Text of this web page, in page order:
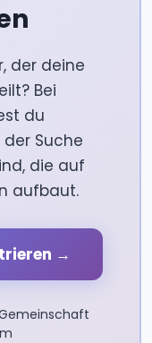
der deine
Bei
du
Suche
die auf
aufbaut.
→